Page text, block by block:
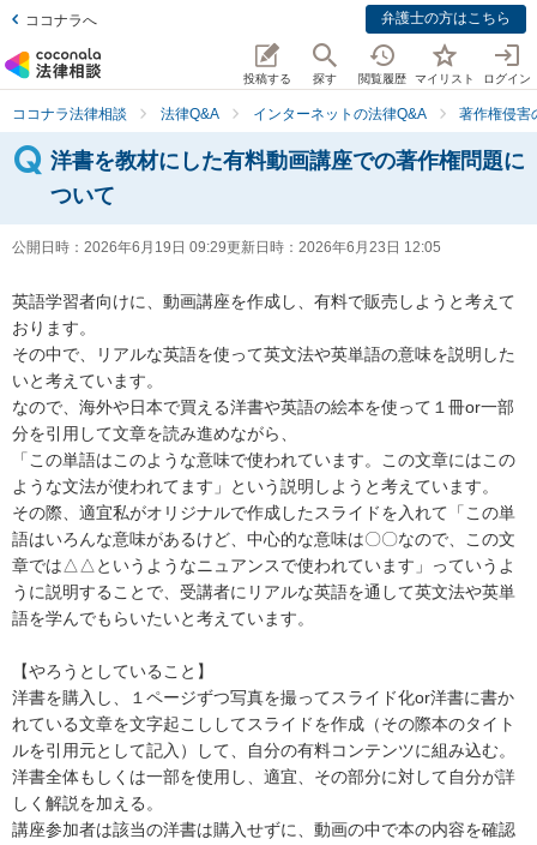
ココナラへ 弁護士の方はこちら
投稿する 探す 閲覧履歴 マイリスト ログイン
ココナラ法律相談 法律Q&A インターネットの法律Q&A 著作権侵害
洋書を教材にした有料動画講座での著作権問題に
ついて
公開日時： 2026年6月19日 09:29更新日時： 2026年6月23日 12:05
英語学習者向けに、動画講座を作成し、有料で販売しようと考えて
おります。
その中で、リアルな英語を使って英文法や英単語の意味を説明した
いと考えています。
なので、海外や日本で買える洋書や英語の絵本を使って１冊or一部
分を引用して文章を読み進めながら、
「この単語はこのような意味で使われています。この文章にはこの
ような文法が使われてます」という説明しようと考えています。
その際、適宜私がオリジナルで作成したスライドを入れて「この単
語はいろんな意味があるけど、中心的な意味は〇〇なので、この文
章では△△というようなニュアンスで使われています」っていうよ
うに説明することで、受講者にリアルな英語を通して英文法や英単
語を学んでもらいたいと考えています。
【やろうとしていること】
洋書を購入し、１ページずつ写真を撮ってスライド化or洋書に書か
れている文章を文字起こししてスライドを作成（その際本のタイト
ルを引用元として記入）して、自分の有料コンテンツに組み込む。
洋書全体もしくは一部を使用し、適宜、その部分に対して自分が詳
しく解説を加える。
講座参加者は該当の洋書は購入せずに、動画の中で本の内容を確認